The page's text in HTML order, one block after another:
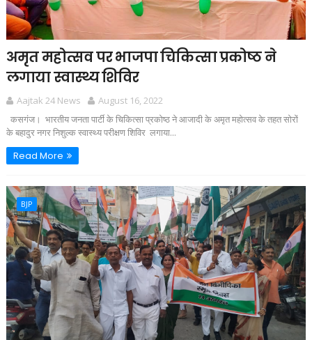
अमृत महोत्सव पर भाजपा चिकित्सा प्रकोष्ठ ने
लगाया स्वास्थ्य शिविर
Aajtak 24 News
August 16, 2022
कसगंज। भारतीय जनता पार्टी के चिकित्सा प्रकोष्ठ ने आजादी के अमृत महोत्सव के तहत सोरों
के बहादुर नगर निशुल्क स्वास्थ्य परीक्षण शिविर लगाया...
Read More
BJP